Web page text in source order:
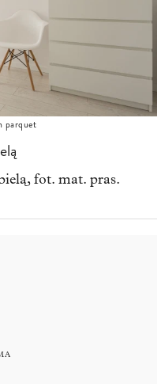
parquet
fot. mat. pras.